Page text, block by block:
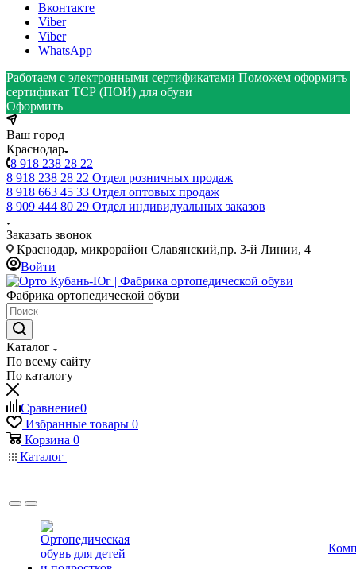
Вконтакте
Viber
Viber
WhatsApp
Работаем с электронными сертификатами Поможем оформить
сертификат ТСР (ПОИ) для обуви
Оформить
Ваш город
Краснодар
8 918 238 28 22
8 918 238 28 22 Отдел розничных продаж
8 918 663 45 33 Отдел оптовых продаж
8 909 444 80 29 Отдел индивидуальных заказов
Заказать звонок
Краснодар, микрорайон Славянский,пр. 3-й Линии, 4
Войти
Фабрика ортопедической обуви
Каталог
По всему сайту
По каталогу
Сравнение0
Избранные товары 0
Корзина 0
Каталог